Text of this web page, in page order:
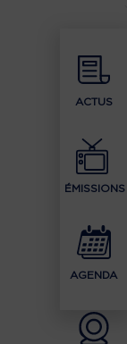
ACTUS
ÉMISSIONS
AGENDA